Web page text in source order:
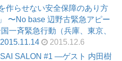
作らせない安全保障のあり方
〜No base 辺野古緊急アピー
一斉緊急行動（兵庫、東京、
2015.12.6
SALON #1 —ゲスト 内田樹